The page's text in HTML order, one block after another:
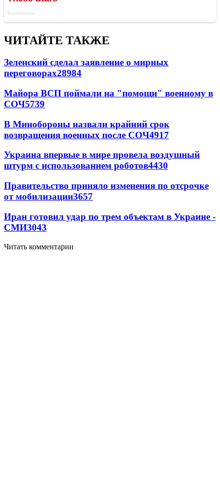
ЧИТАЙТЕ ТАКЖЕ
Зеленский сделал заявление о мирных
переговорах28984
Майора ВСП поймали на "помощи" военному в
СОЧ5739
В Минобороны назвали крайний срок
возвращения военных после СОЧ4917
Украина впервые в мире провела воздушный
штурм с использованием роботов4430
Правительство приняло изменения по отсрочке
от мобилизации3657
Иран готовил удар по трем объектам в Украине -
СМИ3043
Читать комментарии